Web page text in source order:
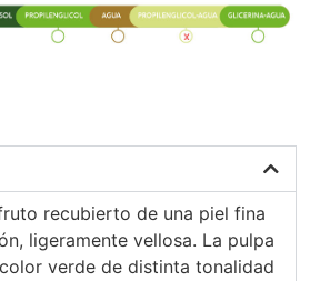
recubierto de una piel fina
ligeramente vellosa. La pulpa
verde de distinta tonalidad